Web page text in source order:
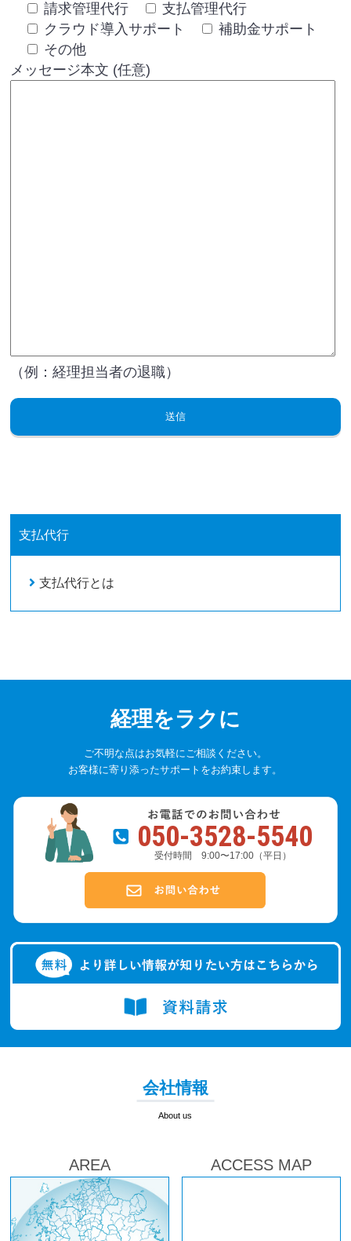
請求管理代行
支払管理代行
クラウド導入サポート
補助金サポート
その他
メッセージ本文 (任意)
（例：経理担当者の退職）
支払代行
支払代行とは
経理をラクに
ご不明な点はお気軽にご相談ください。
お客様に寄り添ったサポートをお約束します。
050-3528-5540
受付時間 9:00〜17:00（平日）
会社情報
About us
AREA ACCESS MAP